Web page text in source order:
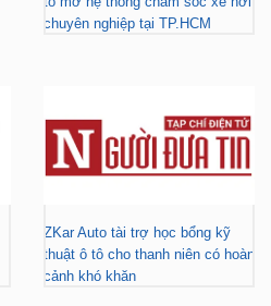
chuyên nghiệp tại TP.HCM
ZKar Auto tài trợ học bổng kỹ
thuật ô tô cho thanh niên có hoàn
cảnh khó khăn